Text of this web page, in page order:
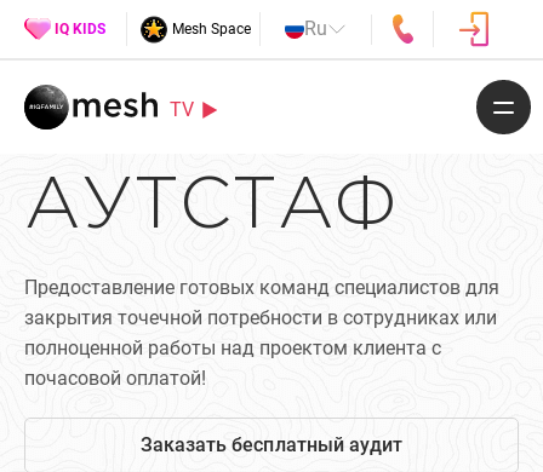
IQ KIDS Mesh Space Ru
TV
АУТСТАФ
Предоставление готовых команд специалистов для
закрытия точечной потребности в сотрудниках или
полноценной работы над проектом клиента с
почасовой оплатой!
Заказать бесплатный аудит